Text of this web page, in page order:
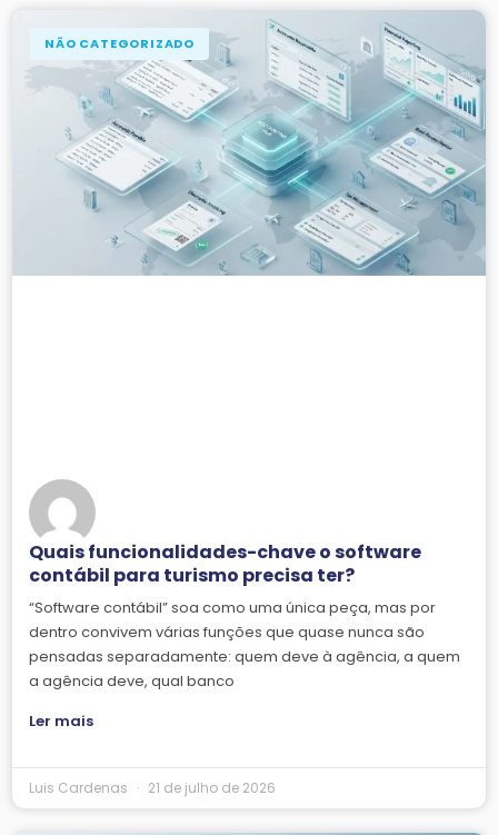
NÃO CATEGORIZADO
Quais funcionalidades-chave o software
contábil para turismo precisa ter?
“Software contábil” soa como uma única peça, mas por
dentro convivem várias funções que quase nunca são
pensadas separadamente: quem deve à agência, a quem
a agência deve, qual banco
Ler mais
Luis Cardenas 21 de julho de 2026